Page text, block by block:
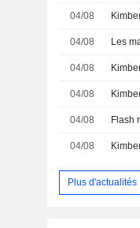
04/08
04/08
04/08
04/08
04/08
04/08
Plus d'actualités